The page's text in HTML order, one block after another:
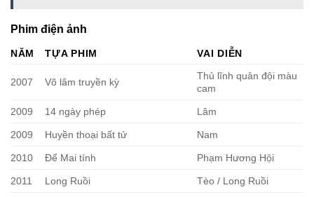
Phim điện ảnh
NĂM TỰA PHIM VAI DIỄN
2007 Võ lâm truyền kỳ
Thủ lĩnh quân đội màu
cam
2009 14 ngày phép Lâm
2009 Huyền thoại bất tử Nam
2010 Để Mai tính Phạm Hương Hội
2011 Long Ruồi Tèo / Long Ruồi